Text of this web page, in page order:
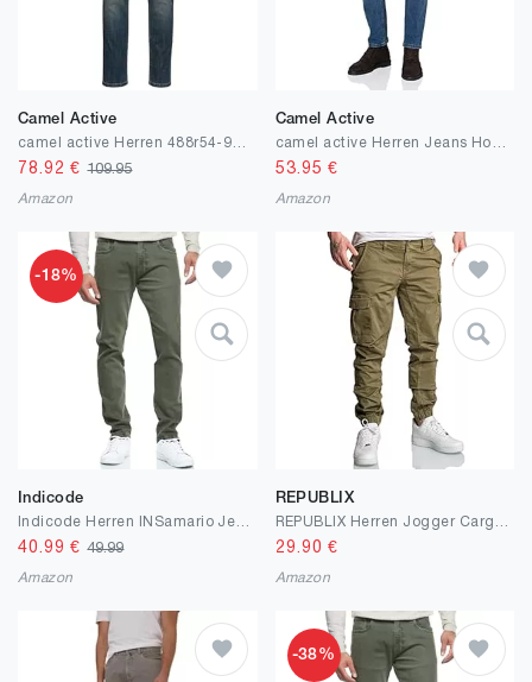
Camel Active
78.92 €109.95
Amazon
Camel Active
53.95 €
Amazon
-18%
Indicode
40.99 €49.99
Amazon
REPUBLIX
29.90 €
Amazon
-38%